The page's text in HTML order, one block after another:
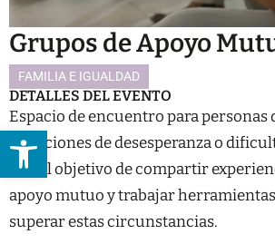
Abrir barra de
Grupos de Apoyo
FAMILIA E IGUALDAD
DETALLES DEL EVENTO
Espacio de encuentro para personas
situaciones de desesperanza o
con el objetivo de compartir
apoyo mutuo y trabajar
superar estas circunstancias.